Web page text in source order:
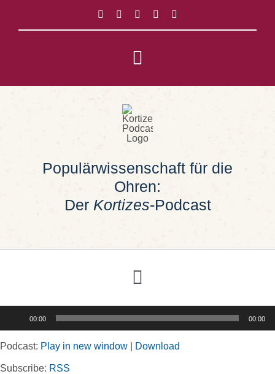
springen
Toggle
Navigation
Impressum
Datenschutz
Populärwissenschaft für die
Ohren:
Der Kortizes-Podcast
Toggle
Navigation
Rubriken
00:00 00:00
Podcast: Play in new window Download
Subscribe: RSS